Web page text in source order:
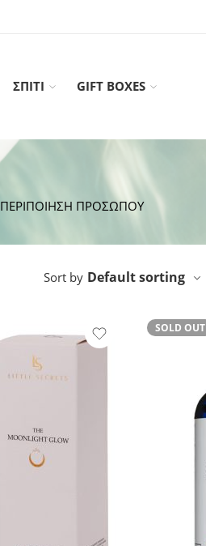
ΣΠΙΤΙ GIFT BOXES
ΠΕΡΙΠΟΙΗΣΗ ΠΡΟΣΩΠΟY
Sort by Default sorting
SOLD OUT